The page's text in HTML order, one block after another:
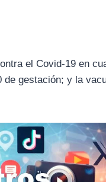
el Covid-19 en
de gestación; y la